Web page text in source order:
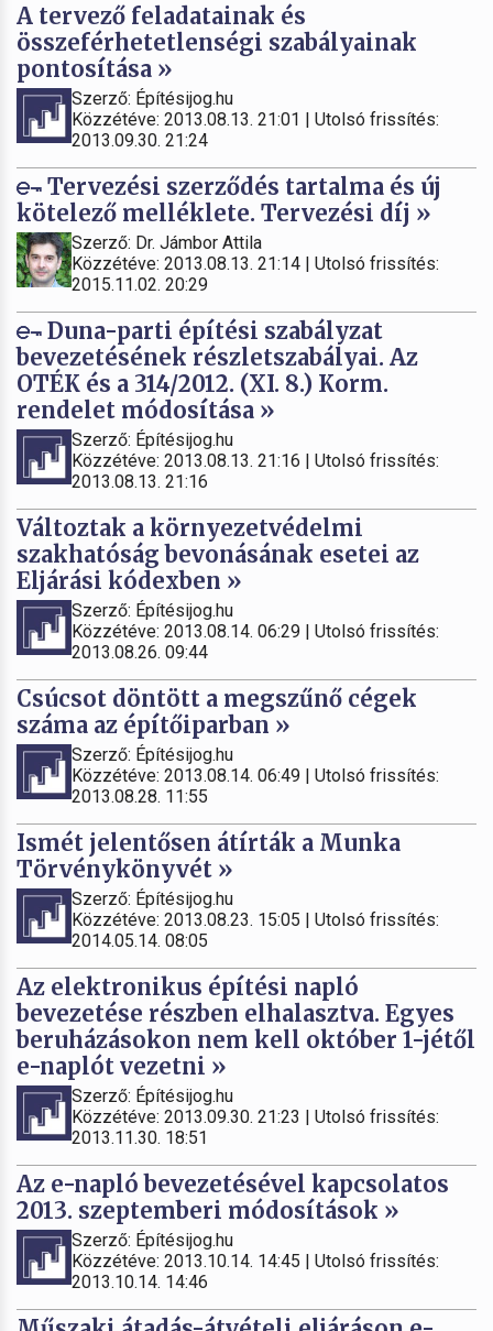
A tervező feladatainak és
összeférhetetlenségi szabályainak
pontosítása »
Szerző: Építésijog.hu
Közzétéve: 2013.08.13. 21:01 | Utolsó frissítés:
2013.09.30. 21:24
Tervezési szerződés tartalma és új
kötelező melléklete. Tervezési díj »
Szerző: Dr. Jámbor Attila
Közzétéve: 2013.08.13. 21:14 | Utolsó frissítés:
2015.11.02. 20:29
Duna-parti építési szabályzat
bevezetésének részletszabályai. Az
OTÉK és a 314/2012. (XI. 8.) Korm.
rendelet módosítása »
Szerző: Építésijog.hu
Közzétéve: 2013.08.13. 21:16 | Utolsó frissítés:
2013.08.13. 21:16
Változtak a környezetvédelmi
szakhatóság bevonásának esetei az
Eljárási kódexben »
Szerző: Építésijog.hu
Közzétéve: 2013.08.14. 06:29 | Utolsó frissítés:
2013.08.26. 09:44
Csúcsot döntött a megszűnő cégek
száma az építőiparban »
Szerző: Építésijog.hu
Közzétéve: 2013.08.14. 06:49 | Utolsó frissítés:
2013.08.28. 11:55
Ismét jelentősen átírták a Munka
Törvénykönyvét »
Szerző: Építésijog.hu
Közzétéve: 2013.08.23. 15:05 | Utolsó frissítés:
2014.05.14. 08:05
Az elektronikus építési napló
bevezetése részben elhalasztva. Egyes
beruházásokon nem kell október 1-jétől
e-naplót vezetni »
Szerző: Építésijog.hu
Közzétéve: 2013.09.30. 21:23 | Utolsó frissítés:
2013.11.30. 18:51
Az e-napló bevezetésével kapcsolatos
2013. szeptemberi módosítások »
Szerző: Építésijog.hu
Közzétéve: 2013.10.14. 14:45 | Utolsó frissítés:
2013.10.14. 14:46